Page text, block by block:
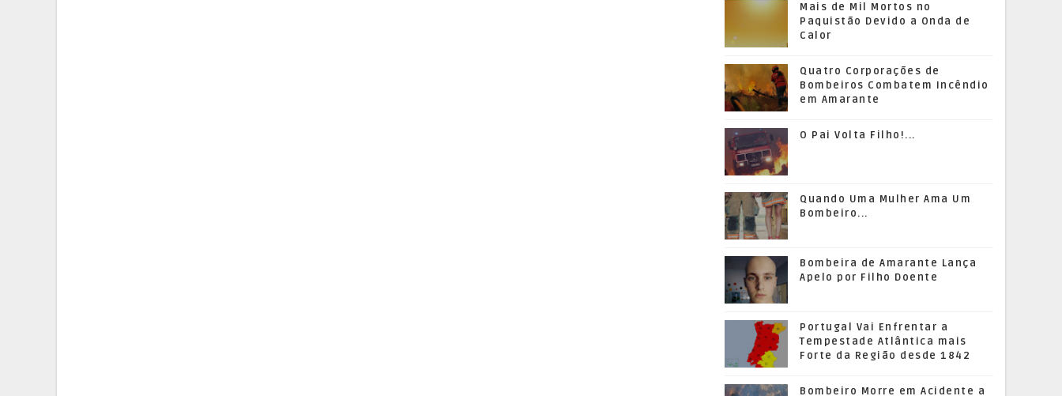
Mais de Mil Mortos no
Paquistão Devido a Onda de
Calor
Quatro Corporações de
Bombeiros Combatem Incêndio
em Amarante
O Pai Volta Filho!...
Quando Uma Mulher Ama Um
Bombeiro...
Bombeira de Amarante Lança
Apelo por Filho Doente
Portugal Vai Enfrentar a
Tempestade Atlântica mais
Forte da Região desde 1842
Bombeiro Morre em Acidente a